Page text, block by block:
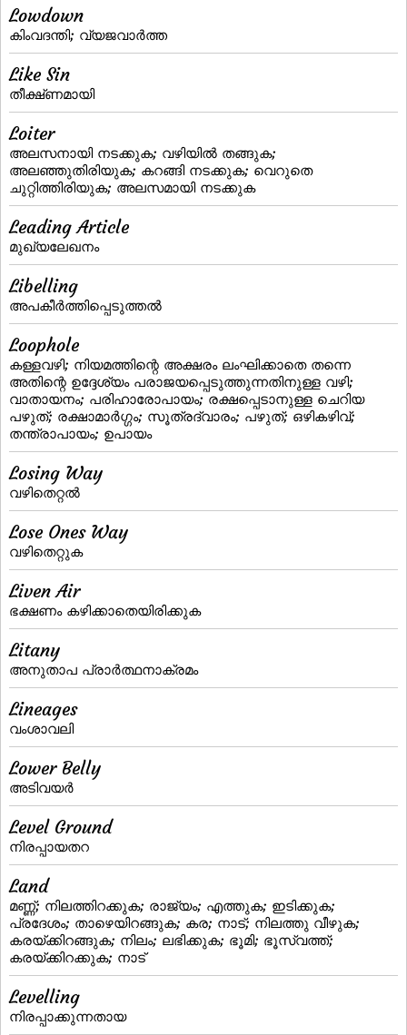
Lowdown
കിംവദന്തി; വ്യജവാര്‍ത്ത
Like Sin
തീക്ഷ്‌ണമായി
Loiter
അലസനായി നടക്കുക; വഴിയില്‍ തങ്ങുക;
അലഞ്ഞുതിരിയുക; കറങ്ങി നടക്കുക; വെറുതെ
ചുറ്റിത്തിരിയുക; അലസമായി നടക്കുക
Leading Article
മുഖ്യലേഖനം
Libelling
അപകീര്‍ത്തിപ്പെടുത്തല്‍
Loophole
കള്ളവഴി; നിയമത്തിന്റെ അക്ഷരം ലംഘിക്കാതെ തന്നെ
അതിന്റെ ഉദ്ദേശ്യം പരാജയപ്പെടുത്തുന്നതിനുള്ള വഴി;
വാതായനം; പരിഹാരോപായം; രക്ഷപ്പെടാനുള്ള ചെറിയ
പഴുത്‌; രക്ഷാമാര്‍ഗ്ഗം; സൂത്രദ്വാരം; പഴുത്‌; ഒഴികഴിവ്‌;
തന്ത്രാപായം; ഉപായം
Losing Way
വഴിതെറ്റല്‍
Lose Ones Way
വഴിതെറ്റുക
Liven Air
ഭക്ഷണം കഴിക്കാതെയിരിക്കുക
Litany
അനുതാപ പ്രാര്‍ത്ഥനാക്രമം
Lineages
വംശാവലി
Lower Belly
അടിവയര്‍
Level Ground
നിരപ്പായതറ
Land
മണ്ണ്‌; നിലത്തിറക്കുക; രാജ്യം; എത്തുക; ഇടിക്കുക;
പ്രദേശം; താഴെയിറങ്ങുക; കര; നാട്; നിലത്തു വീഴുക;
കരയ്‌ക്കിറങ്ങുക; നിലം; ലഭിക്കുക; ഭൂമി; ഭൂസ്വത്ത്‌;
കരയ്‌ക്കിറക്കുക; നാട്‌
Levelling
നിരപ്പാക്കുന്നതായ